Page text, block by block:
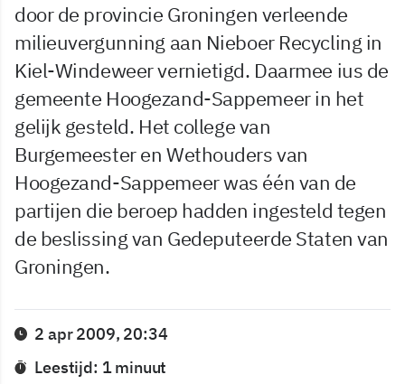
door de provincie Groningen verleende
milieuvergunning aan Nieboer Recycling in
Kiel-Windeweer vernietigd. Daarmee ius de
gemeente Hoogezand-Sappemeer in het
gelijk gesteld. Het college van
Burgemeester en Wethouders van
Hoogezand-Sappemeer was één van de
partijen die beroep hadden ingesteld tegen
de beslissing van Gedeputeerde Staten van
Groningen.
2 apr 2009, 20:34
Leestijd: 1 minuut